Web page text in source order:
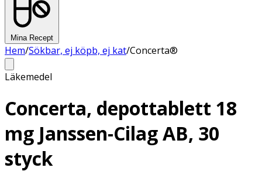
Mina Recept
Hem/Sökbar, ej köpb, ej kat/Concerta®
Läkemedel
Concerta, depottablett 18
mg Janssen-Cilag AB, 30
styck